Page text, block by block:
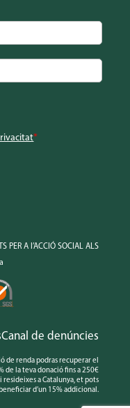
*
PER A l’ACCIÓ SOCIAL ALS
Canal de denúncies
de renda podras recuperar el
de la teva donació fins a 250€
resideixes a Catalunya, et pots
beneficiar d’un 15% addicional.